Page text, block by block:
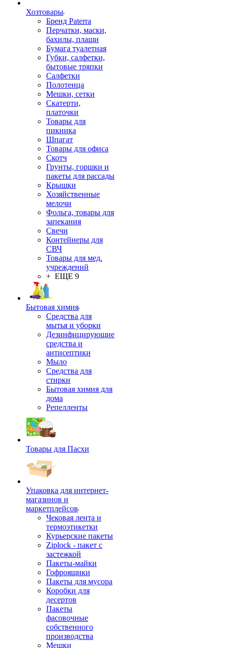
Хозтовары
Бренд Paterra
Перчатки, маски,
бахилы, плащи
Бумага туалетная
Губки, салфетки,
бытовые тряпки
Салфетки
Полотенца
Мешки, сетки
Скатерти,
платочки
Товары для
пикника
Шпагат
Товары для офиса
Скотч
Грунты, горшки и
пакеты для рассады
Крышки
Хозяйственные
мелочи
Фольга, товары для
запекания
Свечи
Контейнеры для
СВЧ
Товары для мед.
учреждений
+ ЕЩЕ 9
Бытовая химия
Средства для
мытья и уборки
Дезинфицирующие
средства и
антисептики
Мыло
Средства для
стирки
Бытовая химия для
дома
Репелленты
Товары для Пасхи
Упаковка для интернет-
магазинов и
маркетплейсов
Чековая лента и
термоэтикетки
Курьерские пакеты
Ziplock - пакет с
застежкой
Пакеты-майки
Гофроящики
Пакеты для мусора
Коробки для
десертов
Пакеты
фасовочные
собственного
производства
Мешки